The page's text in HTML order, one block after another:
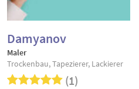
Damyanov
Maler
Trockenbau, Tapezierer, Lackierer
(1)